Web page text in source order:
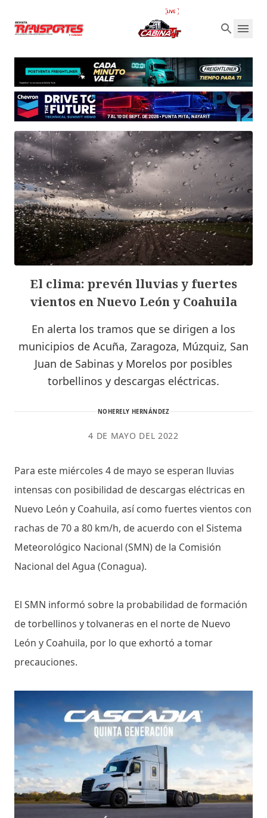
El clima: prevén lluvias y fuertes
vientos en Nuevo León y Coahuila
En alerta los tramos que se dirigen a los
municipios de Acuña, Zaragoza, Múzquiz, San
Juan de Sabinas y Morelos por posibles
torbellinos y descargas eléctricas.
NOHERELY HERNÁNDEZ
4 DE MAYO DEL 2022
Para este miércoles 4 de mayo se esperan lluvias
intensas con posibilidad de descargas eléctricas en
Nuevo León y Coahuila, así como fuertes vientos con
rachas de 70 a 80 km/h, de acuerdo con el Sistema
Meteorológico Nacional (SMN) de la Comisión
Nacional del Agua (Conagua).
El SMN informó sobre la probabilidad de formación
de torbellinos y tolvaneras en el norte de Nuevo
León y Coahuila, por lo que exhortó a tomar
precauciones.